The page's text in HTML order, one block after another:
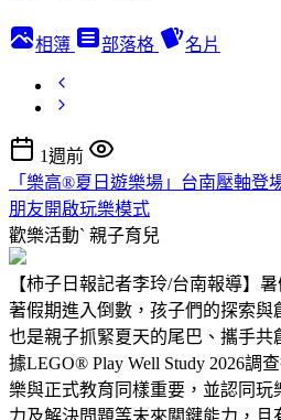
相簿 部落格 名片
1週前
「樂高®夏日遊樂場」台南壓軸登
朋友開啟玩樂模式
歡樂活動ˋ 親子育兒
【柿子日報記者李玲/台南報導】
著假期進入倒數，孩子們的探索
也是親子抓緊夏天的尾巴、攜手共
據LEGO® Play Well Study 2026調
樂與正式教育同樣重要，並認同玩
力及解決問題等未來關鍵能力，且